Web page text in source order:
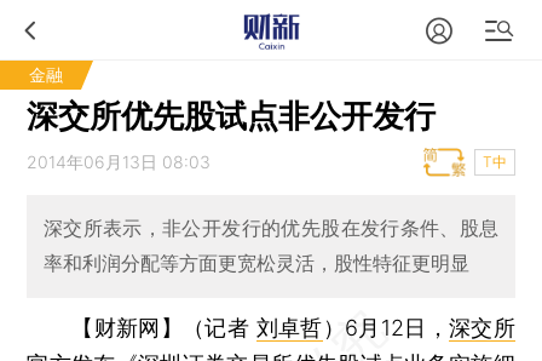
金融
深交所优先股试点非公开发行
2014年06月13日 08:03 T中
深交所表示，非公开发行的优先股在发行条件、股息
率和利润分配等方面更宽松灵活，股性特征更明显
【财新网】（记者 刘卓哲） 6月12日， 深交所